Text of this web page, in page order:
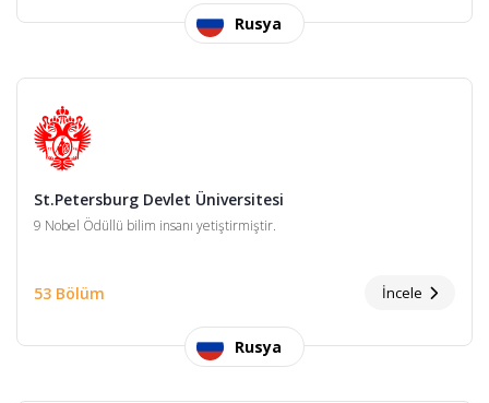
Rusya
St.Petersburg Devlet Üniversitesi
9 Nobel Ödüllü bilim insanı yetiştirmiştir.
53 Bölüm İncele
Rusya